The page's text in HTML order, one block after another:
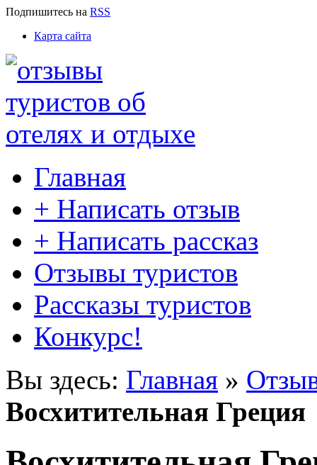
Подпишитесь на RSS
Карта сайта
Главная
+ Написать отзыв
+ Написать рассказ
Отзывы туристов
Рассказы туристов
Конкурс!
Вы здесь: Главная »
Восхитительная Греция